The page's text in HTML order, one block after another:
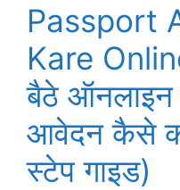
Passport
Kare
बैठे ऑनलाइन
आवेदन कैसे
स्टेप गाइड)